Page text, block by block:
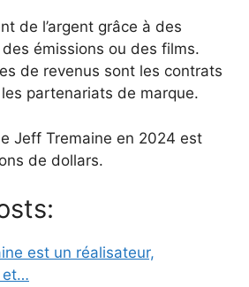
de l’argent grâce à des
émissions ou des films.
de revenus sont les contrats
partenariats de marque.
Jeff Tremaine en 2024 est
de dollars.
est un réalisateur,
et…